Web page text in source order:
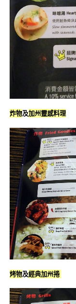
炸物及加州靈感料理
烤物及經典加州捲